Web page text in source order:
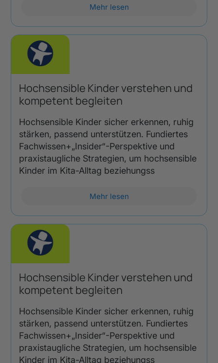
Mehr lesen
Hochsensible Kinder verstehen und
kompetent begleiten
Hochsensible Kinder sicher erkennen, ruhig
stärken, passend unterstützen. Fundiertes
Fachwissen+„Insider“-Perspektive und
praxistaugliche Strategien, um hochsensible
Kinder im Kita-Alltag beziehungss
Mehr lesen
Hochsensible Kinder verstehen und
kompetent begleiten
Hochsensible Kinder sicher erkennen, ruhig
stärken, passend unterstützen. Fundiertes
Fachwissen+„Insider“-Perspektive und
praxistaugliche Strategien, um hochsensible
Kinder im Kita-Alltag beziehungss